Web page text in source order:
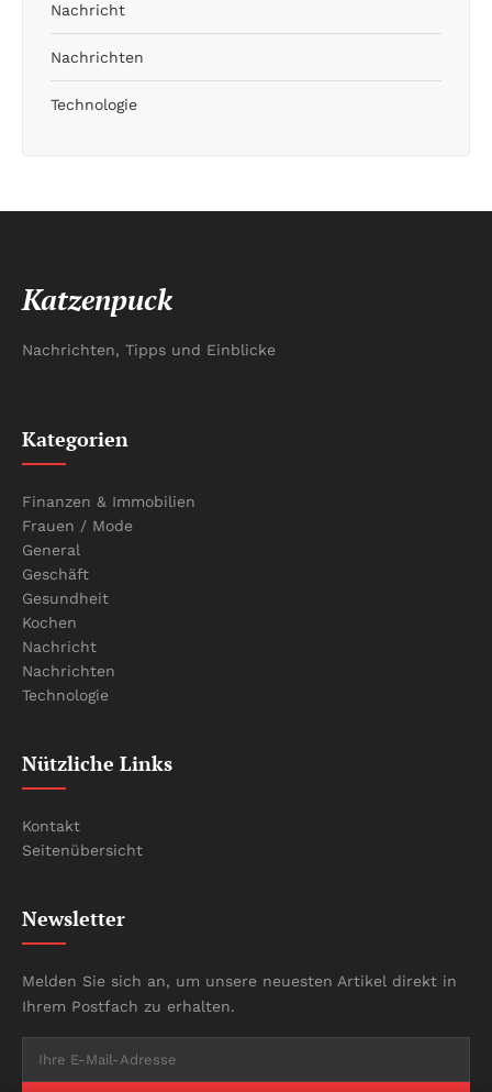
Nachricht
Nachrichten
Technologie
Katzenpuck
Nachrichten, Tipps und Einblicke
Kategorien
Finanzen & Immobilien
Frauen / Mode
General
Geschäft
Gesundheit
Kochen
Nachricht
Nachrichten
Technologie
Nützliche Links
Kontakt
Seitenübersicht
Newsletter
Melden Sie sich an, um unsere neuesten Artikel direkt in
Ihrem Postfach zu erhalten.